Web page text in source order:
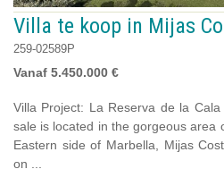
Villa te koop in Mijas
259-02589P
Vanaf 5.450.000 €
Villa Project: La Reserva de la
sale is located in the gorgeous area
Eastern side of Marbella, Mijas
on ...